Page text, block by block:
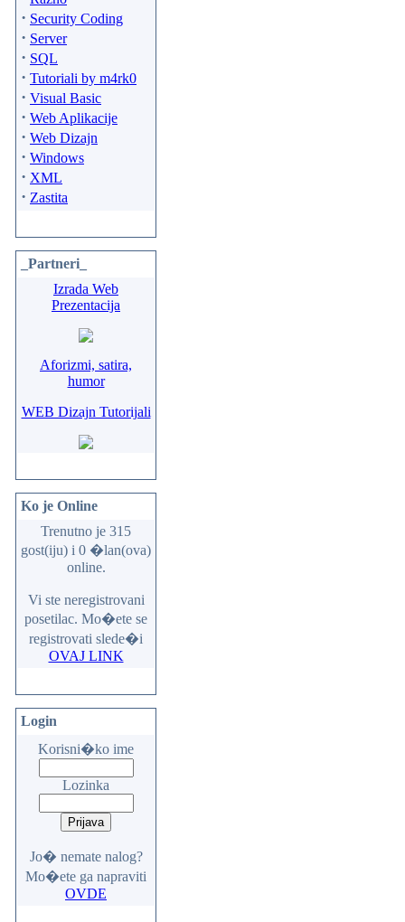
· Security Coding
· Server
· SQL
· Tutoriali by m4rk0
· Visual Basic
· Web Aplikacije
· Web Dizajn
· Windows
· XML
· Zastita
_Partneri_
Izrada Web
Prezentacija
Aforizmi, satira,
humor
WEB Dizajn Tutorijali
Ko je Online
Trenutno je 315
gost(iju) i 0 �lan(ova)
online.
Vi ste neregistrovani
posetilac. Mo�ete se
registrovati slede�i
OVAJ LINK
Login
Korisni�ko ime
Lozinka
Jo� nemate nalog?
Mo�ete ga napraviti
OVDE